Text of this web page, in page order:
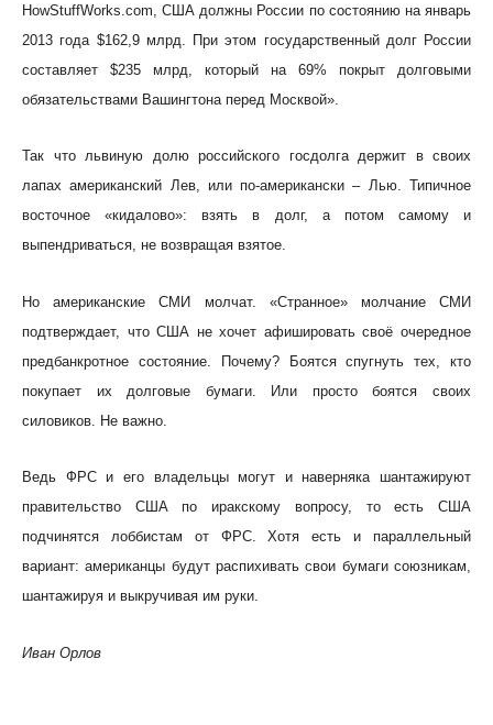
HowStuffWorks.com, США должны России по состоянию на январь
2013 года $162,9 млрд. При этом государственный долг России
составляет $235 млрд, который на 69% покрыт долговыми
обязательствами Вашингтона перед Москвой».
Так что львиную долю российского госдолга держит в своих
лапах американский Лев, или по-американски – Лью. Типичное
восточное «кидалово»: взять в долг, а потом самому и
выпендриваться, не возвращая взятое.
Но американские СМИ молчат. «Странное» молчание СМИ
подтверждает, что США не хочет афишировать своё очередное
предбанкротное состояние. Почему? Боятся спугнуть тех, кто
покупает их долговые бумаги. Или просто боятся своих
силовиков. Не важно.
Ведь ФРС и его владельцы могут и наверняка шантажируют
правительство США по иракскому вопросу, то есть США
подчинятся лоббистам от ФРС. Хотя есть и параллельный
вариант: американцы будут распихивать свои бумаги союзникам,
шантажируя и выкручивая им руки.
Иван Орлов